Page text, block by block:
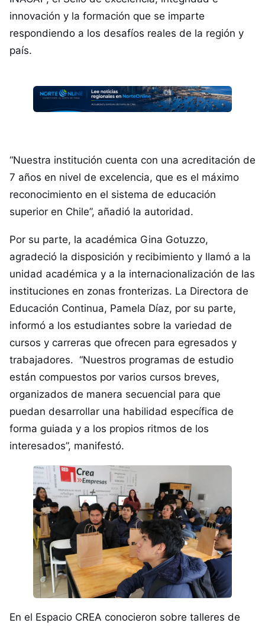
innovación y la formación que se imparte
respondiendo a los desafíos reales de la región y
país.
“Nuestra institución cuenta con una acreditación de
7 años en nivel de excelencia, que es el máximo
reconocimiento en el sistema de educación
superior en Chile”, añadió la autoridad.
Por su parte, la académica Gina Gotuzzo,
agradeció la disposición y recibimiento y llamó a la
unidad académica y a la internacionalización de las
instituciones en zonas fronterizas. La Directora de
Educación Continua, Pamela Díaz, por su parte,
informó a los estudiantes sobre la variedad de
cursos y carreras que ofrecen para egresados y
trabajadores. “Nuestros programas de estudio
están compuestos por varios cursos breves,
organizados de manera secuencial para que
puedan desarrollar una habilidad específica de
forma guiada y a los propios ritmos de los
interesados”, manifestó.
En el Espacio CREA conocieron sobre talleres de